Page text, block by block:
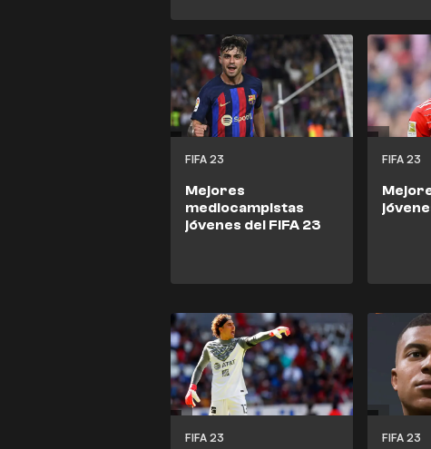
FIFA 23
Mejores
mediocampistas
jóvenes del FIFA 23
FIFA 23
FIFA 23 FIFA 23